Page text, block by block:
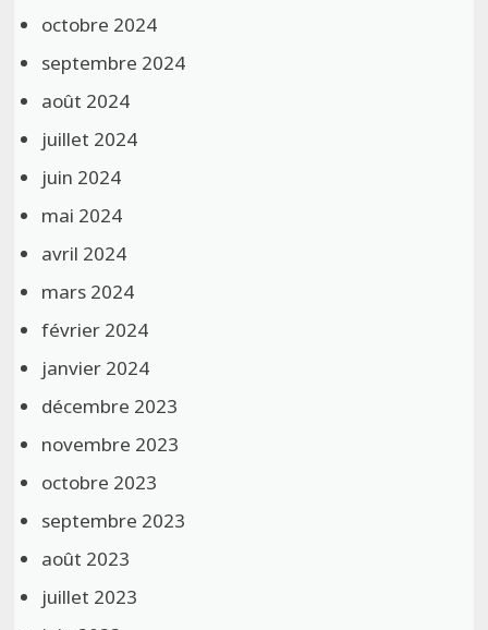
octobre 2024
septembre 2024
août 2024
juillet 2024
juin 2024
mai 2024
avril 2024
mars 2024
février 2024
janvier 2024
décembre 2023
novembre 2023
octobre 2023
septembre 2023
août 2023
juillet 2023